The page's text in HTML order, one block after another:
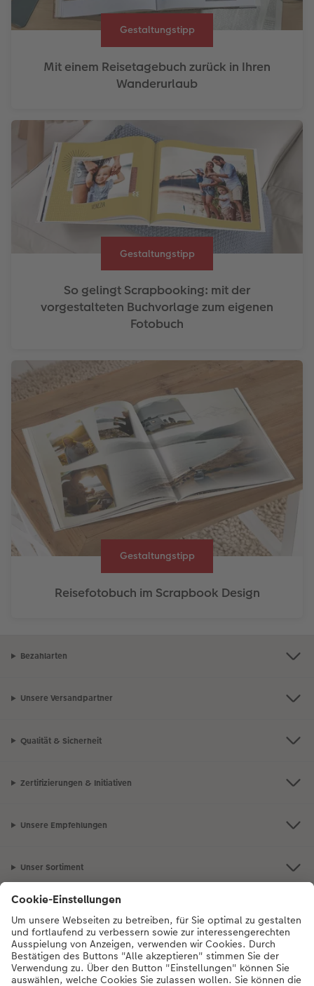
Gestaltungstipp
Mit einem Reisetagebuch zurück in Ihren
Wanderurlaub
Gestaltungstipp
So gelingt Scrapbooking: mit der
vorgestalteten Buchvorlage zum eigenen
Fotobuch
Gestaltungstipp
Reisefotobuch im Scrapbook Design
Bezahlarten
Unsere Versandpartner
Qualität & Sicherheit
Zertifizierungen & Initiativen
Unsere Empfehlungen
Unser Sortiment
Mehr zum CEWE Fotoservice